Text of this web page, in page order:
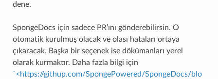
dene.
SpongeDocs için sadece PR’ını gönderebilirsin. O
otomatik kurulmuş olacak ve olası hataları ortaya
çıkaracak. Başka bir seçenek ise dökümanları yerel
olarak kurmaktır. Daha fazla bilgi için
`<https://githup.com/SpongePowered/SpongeDocs/blo